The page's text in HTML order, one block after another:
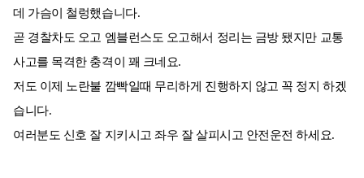
데 가슴이 철렁했습니다.
곧 경찰차도 오고 엠블런스도 오고해서 정리는 금방 됐지만 교통
사고를 목격한 충격이 꽤 크네요.
저도 이제 노란불 깜빡일때 무리하게 진행하지 않고 꼭 정지 하겠
습니다.
여러분도 신호 잘 지키시고 좌우 잘 살피시고 안전운전 하세요.